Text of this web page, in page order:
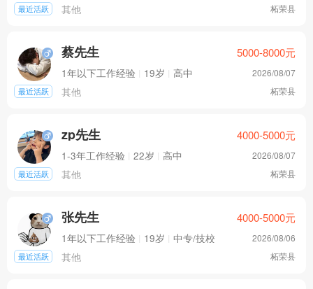
最近活跃 其他
柘荣县
最近活跃
蔡先生
1年以下工作经验 19岁 高中
其他
5000-8000元
2026/08/07
柘荣县
最近活跃
zp先生
1-3年工作经验 22岁 高中
其他
4000-5000元
2026/08/07
柘荣县
最近活跃
张先生
1年以下工作经验 19岁 中专/技校
其他
4000-5000元
2026/08/06
柘荣县